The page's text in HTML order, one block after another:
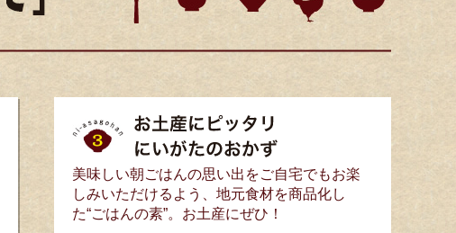
美味しい朝ごはんの思い出をご自宅でもお楽
しみいただけるよう、地元食材を商品化し
た“ごはんの素”。お土産にぜひ！